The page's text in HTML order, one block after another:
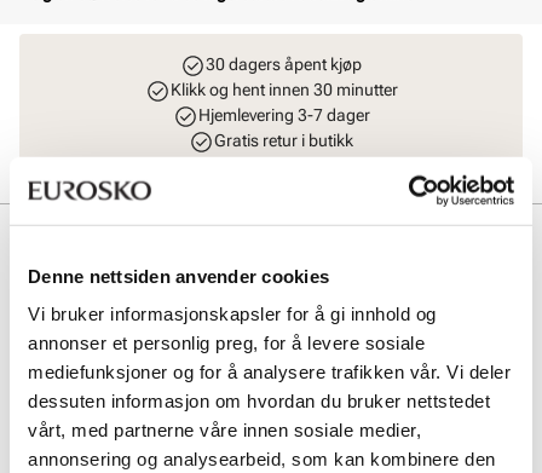
Denne nettsiden anvender cookies
Vi bruker informasjonskapsler for å gi innhold og
annonser et personlig preg, for å levere sosiale
mediefunksjoner og for å analysere trafikken vår. Vi deler
dessuten informasjon om hvordan du bruker nettstedet
vårt, med partnerne våre innen sosiale medier,
annonsering og analysearbeid, som kan kombinere den
30 dagers åpent kjøp
Klikk og hent innen 30 minutter
Hjemlevering 3-7 dager
Gratis retur i butikk
Klassisk og svært komfortabel tøffel laget i doubleface-kvalitet.
Skinnmaterialet i overdelen er av ypperste kvalitet og det varme fôret i
ekte lammepels gjør dette til en varm og veldig god tøffel. Tøffelen har
en eksta myk og fleksibel såle-konstruksjon.
Art. nr
27257005
25H4402